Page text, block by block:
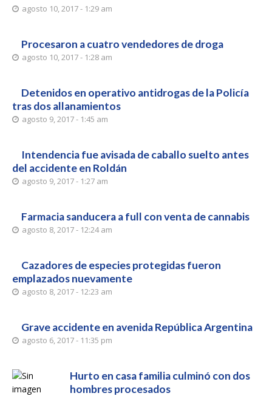
agosto 10, 2017 - 1:29 am
Procesaron a cuatro vendedores de droga
agosto 10, 2017 - 1:28 am
Detenidos en operativo antidrogas de la Policía
tras dos allanamientos
agosto 9, 2017 - 1:45 am
Intendencia fue avisada de caballo suelto antes
del accidente en Roldán
agosto 9, 2017 - 1:27 am
Farmacia sanducera a full con venta de cannabis
agosto 8, 2017 - 12:24 am
Cazadores de especies protegidas fueron
emplazados nuevamente
agosto 8, 2017 - 12:23 am
Grave accidente en avenida República Argentina
agosto 6, 2017 - 11:35 pm
Hurto en casa familia culminó con dos
hombres procesados